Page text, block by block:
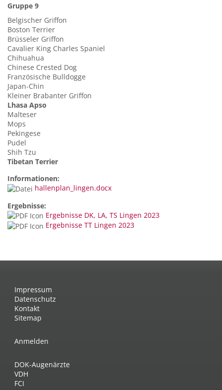
Gruppe 9
Belgischer Griffon
Boston Terrier
Brüsseler Griffon
Cavalier King Charles Spaniel
Chihuahua
Chinese Crested Dog
Französische Bulldogge
Japan-Chin
Kleiner Brabanter Griffon
Lhasa Apso
Malteser
Mops
Pekingese
Pudel
Shih Tzu
Tibetan Terrier
Informationen:
hallenplan_lingen.docx
Ergebnisse:
Ergebnisse DK, LA, TS Lingen 2023
Ergebnisse TT Lingen 2023
Impressum
Datenschutz
Kontakt
Sitemap
Anmelden
DOK-Augenärzte
VDH
FCI